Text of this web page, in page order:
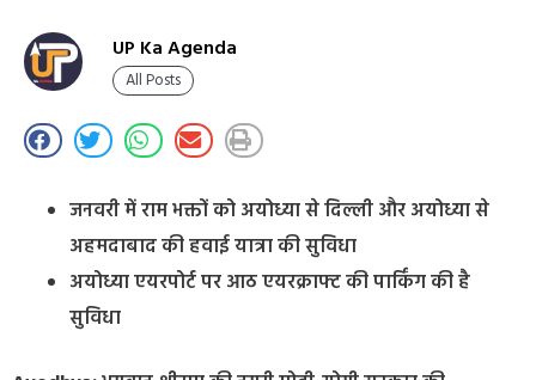
UP Ka Agenda
All Posts
जनवरी में राम भक्तों को अयोध्या से दिल्ली और अयोध्या से
अहमदाबाद की हवाई यात्रा की सुविधा
अयोध्या एयरपोर्ट पर आठ एयरक्राफ्ट की पार्किंग की है
सुविधा